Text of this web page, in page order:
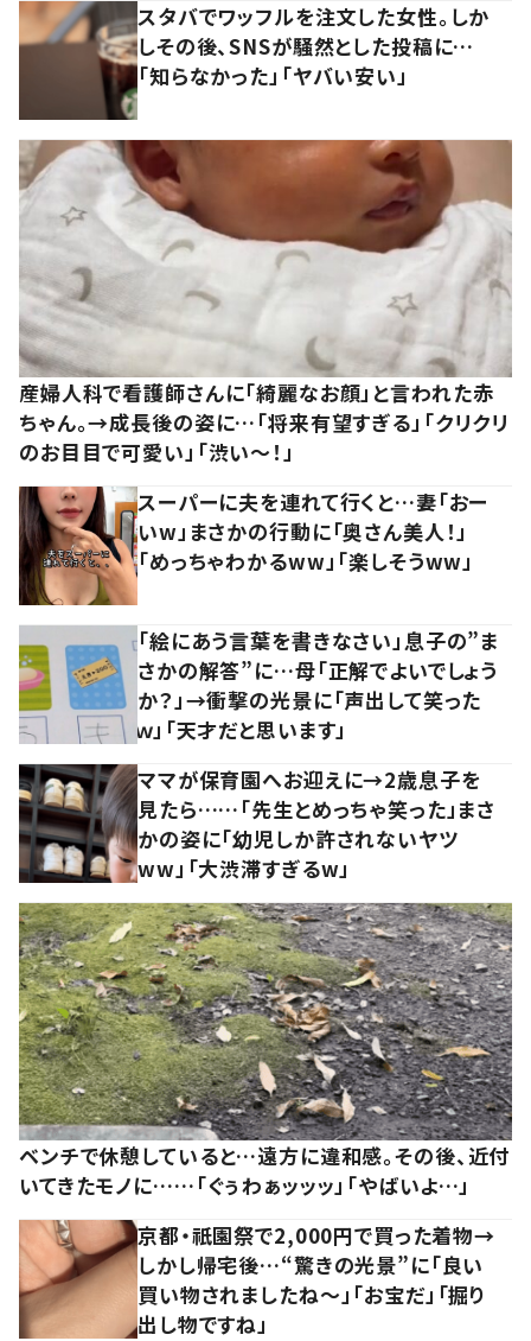
スタバでワッフルを注文した女性。しか
しその後、SNSが騒然とした投稿に…
「知らなかった」「ヤバい安い」
産婦人科で看護師さんに「綺麗なお顔」と言われた赤
ちゃん。→成長後の姿に…「将来有望すぎる」「クリクリ
のお目目で可愛い」「渋い～！」
スーパーに夫を連れて行くと…妻「おー
いw」まさかの行動に「奥さん美人！」
「めっちゃわかるww」「楽しそうww」
「絵にあう言葉を書きなさい」息子の”ま
さかの解答”に…母「正解でよいでしょう
か？」→衝撃の光景に「声出して笑った
ｗ」「天才だと思います」
ママが保育園へお迎えに→2歳息子を
見たら……「先生とめっちゃ笑った」まさ
かの姿に「幼児しか許されないヤツ
ww」「大渋滞すぎるw」
ベンチで休憩していると…遠方に違和感。その後、近付
いてきたモノに……「ぐぅわぁッッッ」「やばいよ…」
京都・祇園祭で2,000円で買った着物→
しかし帰宅後…“驚きの光景”に「良い
買い物されましたね～」「お宝だ」「掘り
出し物ですね」